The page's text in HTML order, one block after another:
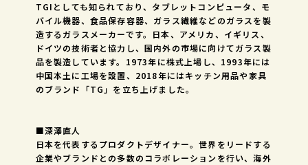
TGIとしても知られており、タブレットコンピュータ、モ
バイル機器、食品保存容器、ガラス繊維などのガラスを製
造するガラスメーカーです。日本、アメリカ、イギリス、
ドイツの技術者と協力し、国内外の市場に向けてガラス製
品を製造しています。1973年に株式上場し、1993年には
中国本土に工場を設置、2018年にはキッチン用品や家具
のブランド「TG」を立ち上げました。
■深澤直人
日本を代表するプロダクトデザイナー。世界をリードする
企業やブランドとの多数のコラボレーションを行い、海外